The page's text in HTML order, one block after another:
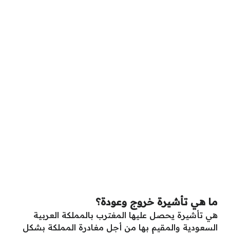
ما هي تأشيرة خروج وعودة؟
هي تأشيرة يحصل عليها المغترب بالمملكة العربية
السعودية والمقيم بها من أجل مغادرة المملكة بشكل